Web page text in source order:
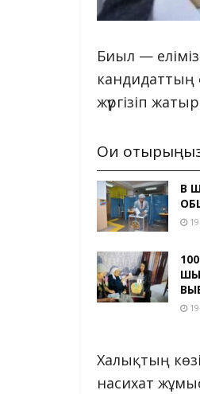
Биыл —
кандидаттың
жүргізіп
Оқи
В
Халықтың
насихат